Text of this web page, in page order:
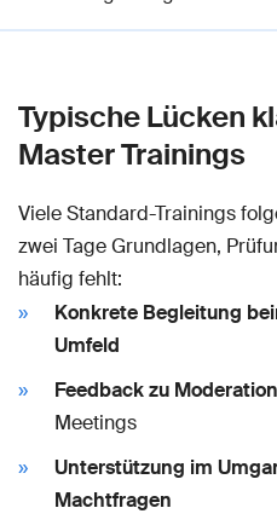
Typische Lücken
Master Trainings
Viele Standard-Trainings
zwei Tage Grundlagen,
häufig fehlt:
Konkrete Begleitung
Umfeld
Feedback zu
Meetings
Unterstützung im
Machtfragen